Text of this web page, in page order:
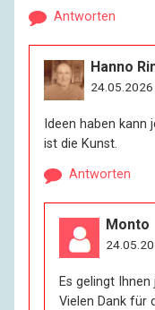
Antworten
Hanno
24.05.2026
Ideen haben kann
ist die Kunst.
Antworten
Monto
Es gelingt
Vielen Dank für